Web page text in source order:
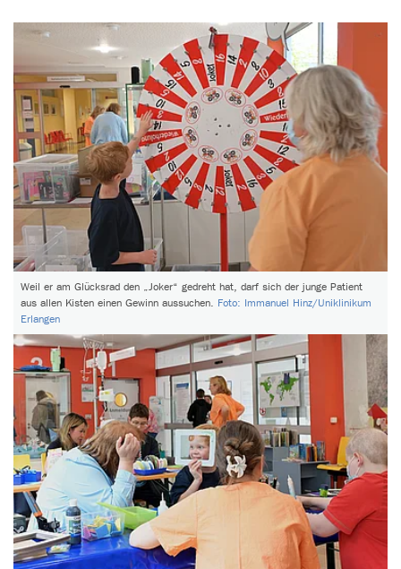
Weil er am Glücksrad den „Joker“ gedreht hat, darf sich der junge Patient
aus allen Kisten einen Gewinn aussuchen. Foto: Immanuel Hinz/Uniklinikum
Erlangen